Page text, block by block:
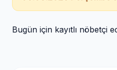
Bugün için kayıtlı nöbetçi